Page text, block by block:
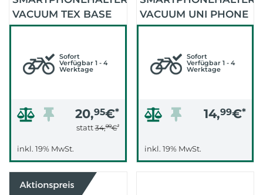
VACUUM TEX BASE
SET SCHWARZ
Sofort
Verfügbar 1 - 4
Werktage
20,95€*
statt34,99€*
inkl. 19% MwSt.
VACUUM UNI PHONE
PATCH SEMITRANSP
Sofort
Verfügbar 1 - 4
Werktage
14,99€*
inkl. 19% MwSt.